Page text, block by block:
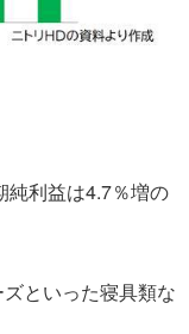
純利益は4.7％増の
といった寝具類な